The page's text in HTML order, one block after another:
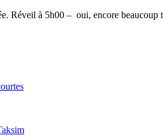
Réveil à 5h00 – oui, encore beaucoup